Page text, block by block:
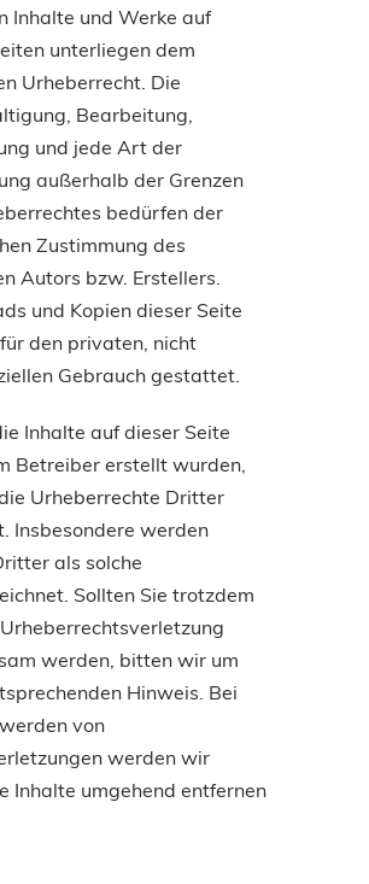
Inhalte und Werke auf
unterliegen dem
Urheberrecht. Die
Bearbeitung,
und jede Art der
außerhalb der Grenzen
bedürfen der
Zustimmung des
Autors bzw. Erstellers.
und Kopien dieser Seite
den privaten, nicht
Gebrauch gestattet.
Inhalte auf dieser Seite
Betreiber erstellt wurden,
Urheberrechte Dritter
Insbesondere werden
als solche
Sollten Sie trotzdem
werden, bitten wir um
Hinweis. Bei
von
werden wir
Inhalte umgehend entfernen